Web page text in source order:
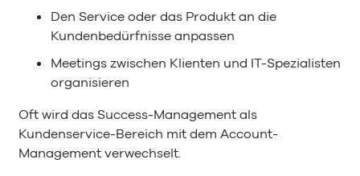
Den Service oder das Produkt an die
Kundenbedürfnisse anpassen
Meetings zwischen Klienten und IT-Spezialisten
organisieren
Oft wird das Success-Management als
Kundenservice-Bereich mit dem Account-
Management verwechselt.